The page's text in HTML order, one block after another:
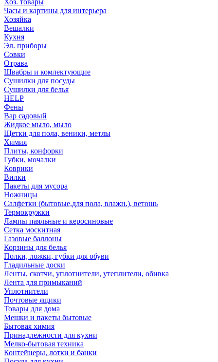
Хоз. товары
Часы и картины для интерьера
Хозяйка
Вешалки
Кухня
Эл. приборы
Совки
Отрава
Швабры и комлектующие
Сушилки для посуды
Сушилки для белья
HELP
Фены
Вар садовый
Жидкое мыло, мыло
Щетки для пола, веники, метлы
Химия
Плиты, конфорки
Губки, мочалки
Коврики
Вилки
Пакеты для мусора
Ножницы
Салфетки (бытовые,для пола, влажн.), ветошь
Термокружки
Лампы паяльные и керосиновые
Сетка москитная
Газовые баллоны
Корзины для белья
Полки, ложки, губки для обуви
Гладильные доски
Ленты, скотчи, уплотнители, утеплители, обивка
Лента для примыканий
Уплотнители
Почтовые ящики
Товары для дома
Мешки и пакеты бытовые
Бытовая химия
Принадлежности для кухни
Мелко-бытовая техника
Контейнеры, лотки и банки